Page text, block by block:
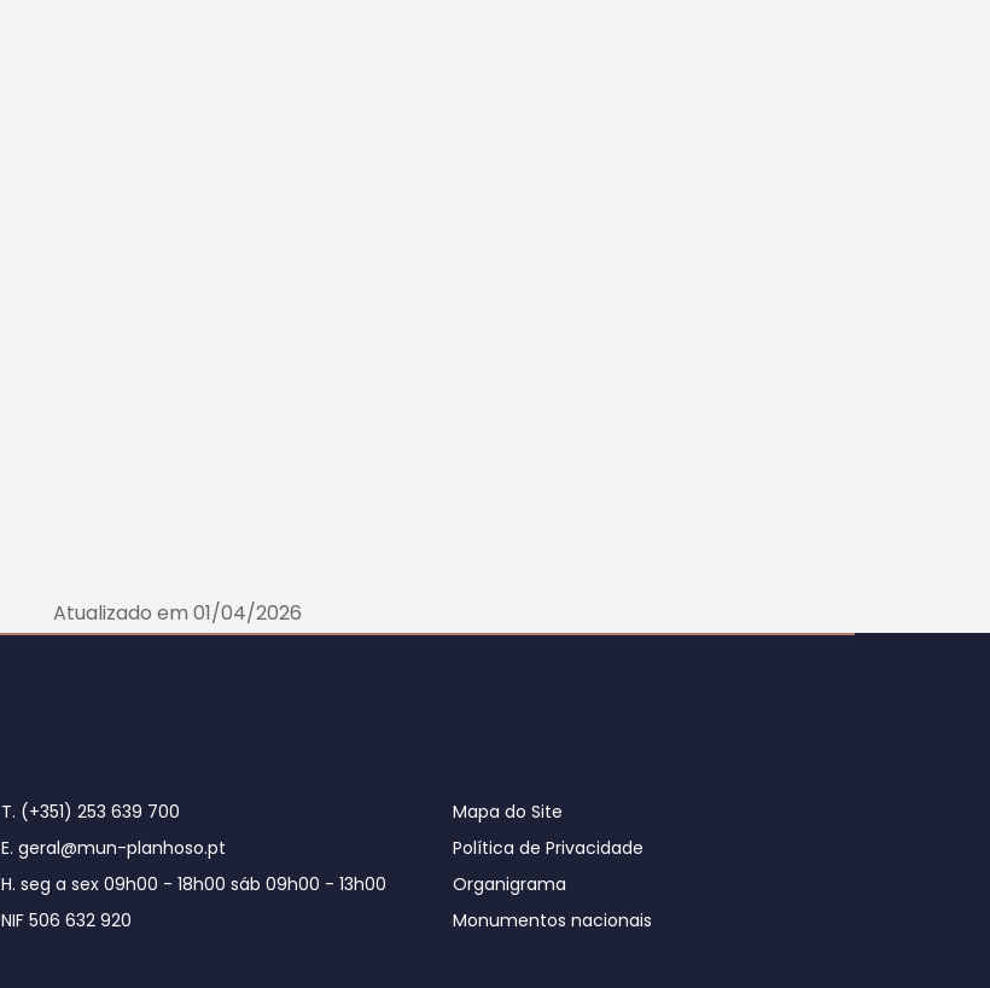
Atualizado em 01/04/2026
T. (+351) 253 639 700
E. geral@mun-planhoso.pt
H. seg a sex 09h00 - 18h00 sáb 09h00 - 13h00
NIF 506 632 920
Mapa do Site
Política de Privacidade
Organigrama
Monumentos nacionais